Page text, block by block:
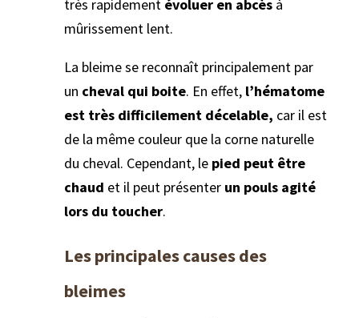
très rapidement évoluer en abcès à
mûrissement lent.
La bleime se reconnaît principalement par
un cheval qui boite. En effet, l’hématome
est très difficilement décelable, car il est
de la même couleur que la corne naturelle
du cheval. Cependant, le pied peut être
chaud et il peut présenter un pouls agité
lors du toucher.
Les principales causes des
bleimes